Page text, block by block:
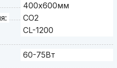
400х600мм
СО2
CL-1200
60-75Вт